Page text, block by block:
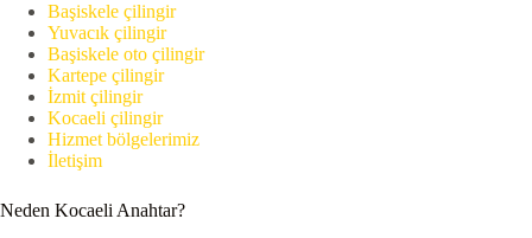
Başiskele çilingir
Yuvacık çilingir
Başiskele oto çilingir
Kartepe çilingir
İzmit çilingir
Kocaeli çilingir
Hizmet bölgelerimiz
İletişim
Neden Kocaeli Anahtar?